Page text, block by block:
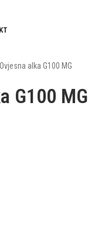
alka G100 MG
G100 MG